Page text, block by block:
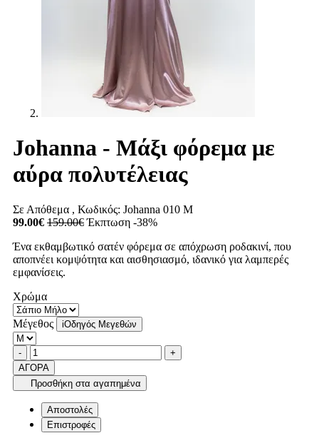
Johanna - Μάξι φόρεμα με
αύρα πολυτέλειας
Σε Απόθεμα , Κωδικός: Johanna 010 M
99.00€ 159.00€ Έκπτωση -38%
Ένα εκθαμβωτικό σατέν φόρεμα σε απόχρωση ροδακινί, που
αποπνέει κομψότητα και αισθησιασμό, ιδανικό για λαμπερές
εμφανίσεις.
Χρώμα
Μέγεθος iΟδηγός Μεγεθών
Ποσότητα
-product.increase.quantity +
ΑΓΟΡΑ
Προσθήκη στα αγαπημένα
Αποστολές
Επιστροφές